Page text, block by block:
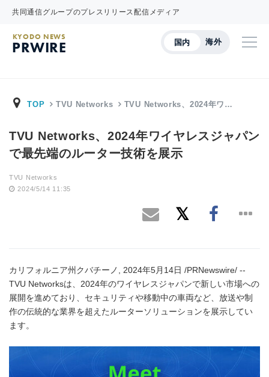
共同通信グループのプレスリリース配信メディア
国内 海外
KYODO NEWS
PRWIRE
TOP TVU Networks TVU Networks、2024年ワ…
TVU Networks、2024年ワイヤレスジャパン
で最先端のルーター技術を展示
TVU Networks
2024/5/14 11:35
カリフォルニア州クバチーノ, 2024年5月14日 /PRNewswire/ --
TVU Networksは、2024年のワイヤレスジャパンで新しい市場への
展開を進めており、セキュリティや移動中の車両など、放送や制
作の伝統的な業界を超えたルーターソリューションを展示してい
ます。